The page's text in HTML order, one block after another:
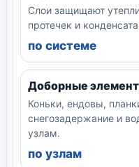
Слои защищают
протечек и
по системе
Доборные
Коньки, ендовы,
снегозадержание и
узлам.
по узлам